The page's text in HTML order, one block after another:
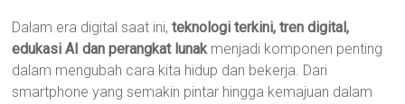
Dalam era digital saat ini,teknologi terkini, tren digital,
edukasi AI dan perangkat lunakmenjadi komponen penting
dalam mengubah cara kita hidup dan bekerja. Dari
smartphone yang semakin pintar hingga kemajuan dalam